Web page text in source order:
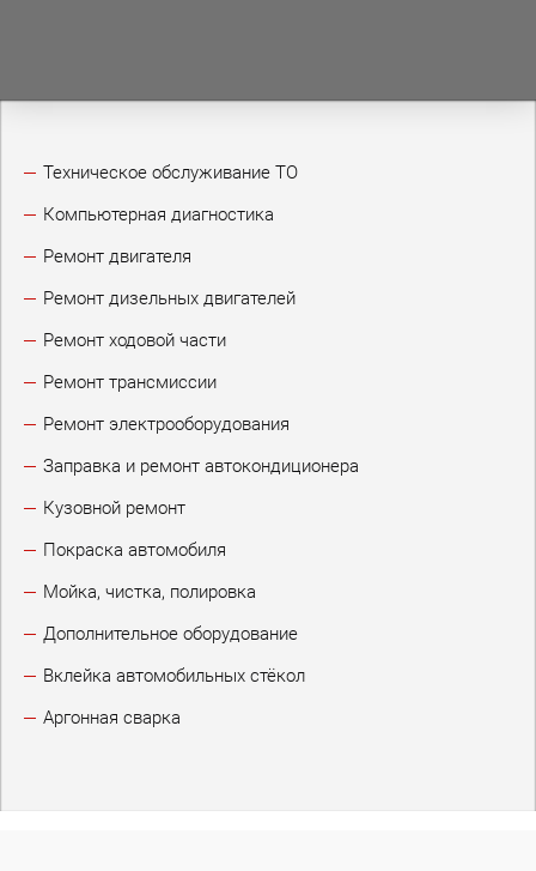
Техническое обслуживание ТО
Компьютерная диагностика
Ремонт двигателя
Ремонт дизельных двигателей
Ремонт ходовой части
Ремонт трансмиссии
Ремонт электрооборудования
Заправка и ремонт автокондиционера
Кузовной ремонт
Покраска автомобиля
Мойка, чистка, полировка
Дополнительное оборудование
Вклейка автомобильных стёкол
Аргонная сварка